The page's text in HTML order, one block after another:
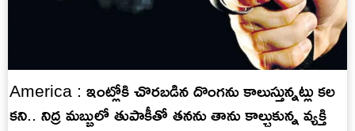
America : ఇంట్లోకి చొరబడిన దొంగను కాలుస్తున్నట్లు కల
కని.. నిద్ర మబ్బులో తుపాకీతో తనను తాను కాల్చుకున్న వ్యక్తి